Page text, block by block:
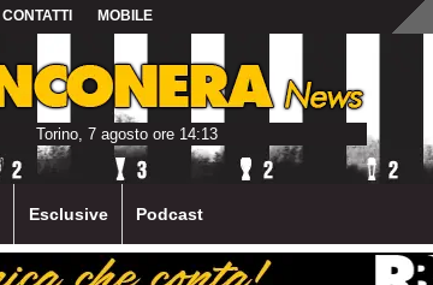
CONTATTI MOBILE
Torino, 7 agosto ore 14:13
Esclusive Podcast